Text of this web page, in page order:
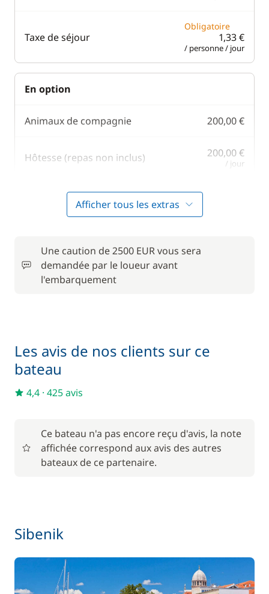
Taxe de séjour
Obligatoire
1,33 €
/ personne / jour
En option
Animaux de compagnie 200,00 €
Hôtesse (repas non inclus) 200,00 €
/ jour
Skipper (repas non inclus)
Afficher tous les extras
Une caution de 2500 EUR vous sera
demandée par le loueur avant
l'embarquement
Les avis de nos clients sur ce
bateau
4,4 · 425 avis
Ce bateau n'a pas encore reçu d'avis, la note
affichée correspond aux avis des autres
bateaux de ce partenaire.
Sibenik